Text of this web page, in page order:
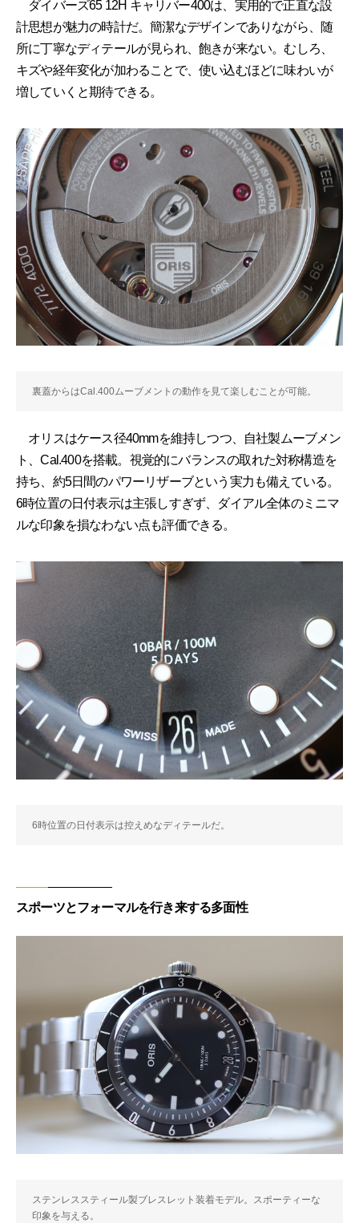
ダイバーズ65 12H キャリバー400は、実用的で正直な設
計思想が魅力の時計だ。簡潔なデザインでありながら、随
所に丁寧なディテールが見られ、飽きが来ない。むしろ、
キズや経年変化が加わることで、使い込むほどに味わいが
増していくと期待できる。
裏蓋からはCal.400ムーブメントの動作を見て楽しむことが可能。
オリスはケース径40mmを維持しつつ、自社製ムーブメン
ト、Cal.400を搭載。視覚的にバランスの取れた対称構造を
持ち、約5日間のパワーリザーブという実力も備えている。
6時位置の日付表示は主張しすぎず、ダイアル全体のミニマ
ルな印象を損なわない点も評価できる。
6時位置の日付表示は控えめなディテールだ。
スポーツとフォーマルを行き来する多面性
ステンレススティール製ブレスレット装着モデル。スポーティーな
印象を与える。